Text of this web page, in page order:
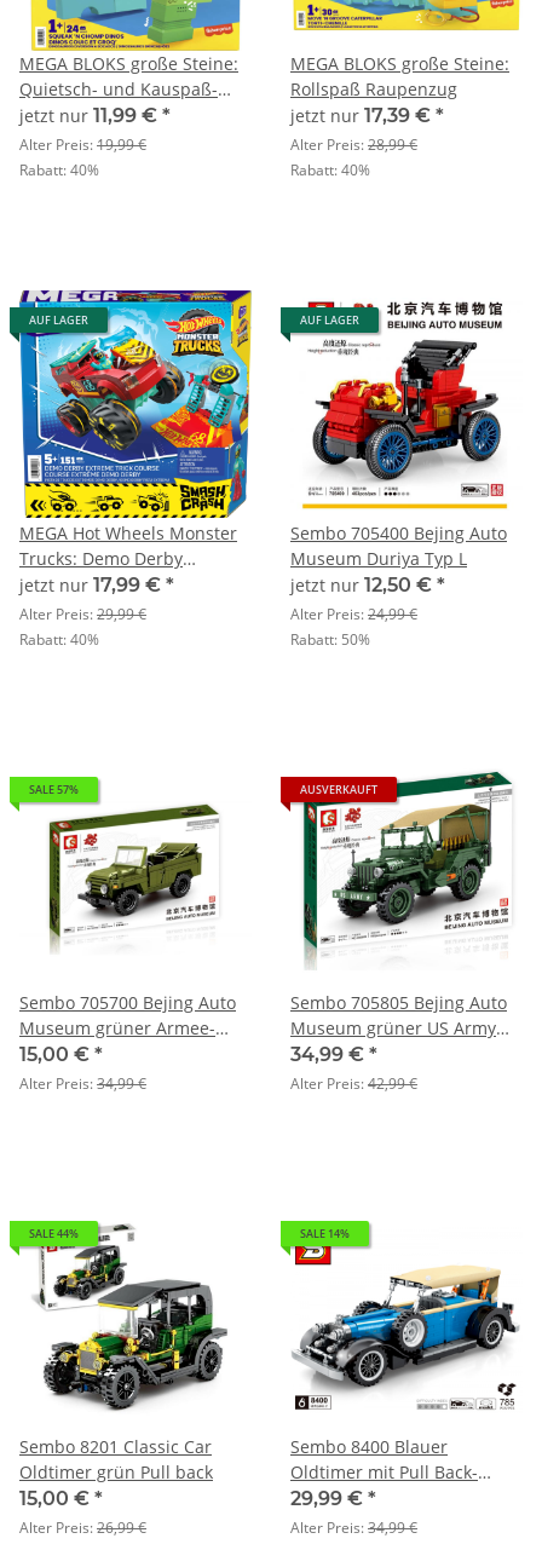
MEGA BLOKS große Steine:
Quietsch- und Kauspaß-
Dinos
jetzt nur 11,99 € *
Alter Preis:19,99 €
Rabatt:40%
MEGA BLOKS große Steine:
Rollspaß Raupenzug
jetzt nur 17,39 € *
Alter Preis:28,99 €
Rabatt:40%
AUF LAGER
MEGA Hot Wheels Monster
Trucks: Demo Derby
Extreme
jetzt nur 17,99 € *
Alter Preis:29,99 €
Rabatt:40%
AUF LAGER
Sembo 705400 Bejing Auto
Museum Duriya Typ L
jetzt nur 12,50 € *
Alter Preis:24,99 €
Rabatt: 50%
SALE 57%
Sembo 705700 Bejing Auto
Museum grüner Armee-
Geländewagen
15,00 € *
Alter Preis:34,99 €
AUSVERKAUFT
Sembo 705805 Bejing Auto
Museum grüner US Army
Offroader Willies
34,99 € *
Alter Preis:42,99 €
SALE 44%
Sembo 8201 Classic Car
Oldtimer grün Pull back
15,00 € *
Alter Preis:26,99 €
SALE 14%
Sembo 8400 Blauer
Oldtimer mit Pull Back-
Funktion
29,99 € *
Alter Preis:34,99 €